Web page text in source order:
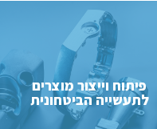
פיתוח וייצור מוצרים
לתעשייה הביטחונית
קרא עוד